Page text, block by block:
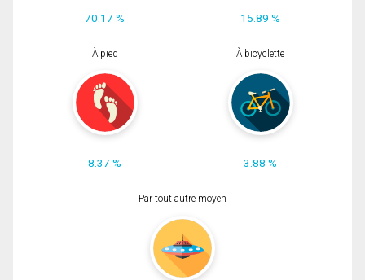
70.17 % 15.89 %
À pied
8.37 %
À bicyclette
3.88 %
Par tout autre moyen